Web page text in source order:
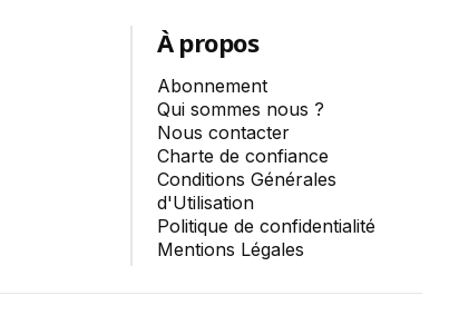
À propos
Abonnement
Qui sommes nous ?
Nous contacter
Charte de confiance
Conditions Générales
d'Utilisation
Politique de confidentialité
Mentions Légales